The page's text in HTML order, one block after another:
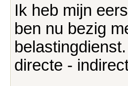
Ik heb mijn
ben nu bezig
directe -